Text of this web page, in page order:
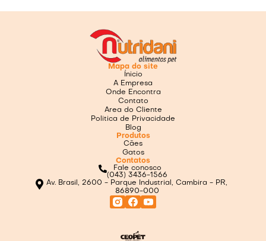
Mapa do site
Ínicio
A Empresa
Onde Encontra
Contato
Area do Cliente
Politica de Privacidade
Blog
Produtos
Cães
Gatos
Contatos
Fale conosco
(043) 3436-1566
Av. Brasil, 2600 - Parque Industrial, Cambira - PR,
86890-000